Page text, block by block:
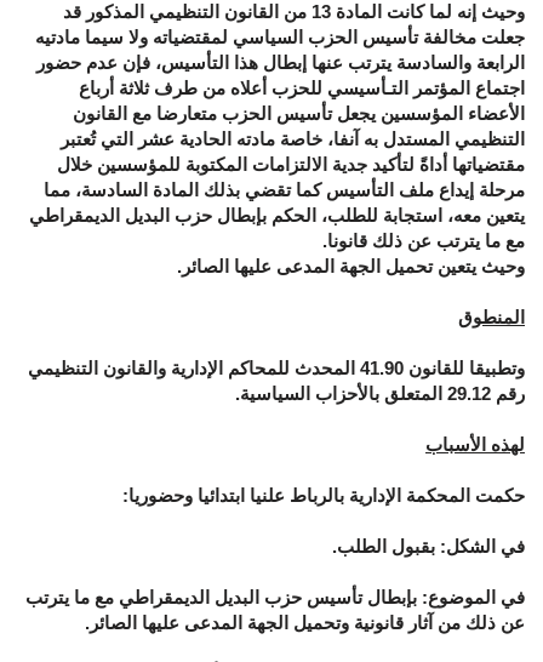
وحيث إنه لما كانت المادة 13 من القانون التنظيمي المذكور قد
جعلت مخالفة تأسيس الحزب السياسي لمقتضياته ولا سيما مادتيه
الرابعة والسادسة يترتب عنها إبطال هذا التأسيس، فإن عدم حضور
اجتماع المؤتمر التـأسيسي للحزب أعلاه من طرف ثلاثة أرباع
الأعضاء المؤسسين يجعل تأسيس الحزب متعارضا مع القانون
التنظيمي المستدل به آنفا، خاصة مادته الحادية عشر التي تُعتبر
مقتضياتها أداةً لتأكيد جدية الالتزامات المكتوبة للمؤسسين خلال
مرحلة إيداع ملف التأسيس كما تقضي بذلك المادة السادسة، مما
يتعين معه، استجابة للطلب، الحكم بإبطال حزب البديل الديمقراطي
مع ما يترتب عن ذلك قانونا.
وحيث يتعين تحميل الجهة المدعى عليها الصائر.
المنطوق
وتطبيقا للقانون 41.90 المحدث للمحاكم الإدارية والقانون التنظيمي
رقم 29.12 المتعلق بالأحزاب السياسية.
لهذه الأسباب
حكمت المحكمة الإدارية بالرباط علنيا ابتدائيا وحضوريا:
في الشكل: بقبول الطلب.
في الموضوع: بإبطال تأسيس حزب البديل الديمقراطي مع ما يترتب
عن ذلك من آثار قانونية وتحميل الجهة المدعى عليها الصائر.